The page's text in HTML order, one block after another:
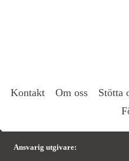
Kontakt Om oss
Stötta
Ansvarig utgivare: